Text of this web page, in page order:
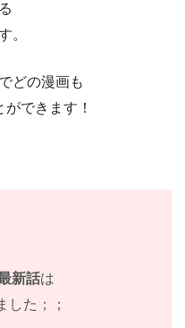
。
どの漫画も
できます！
新話は
した；；